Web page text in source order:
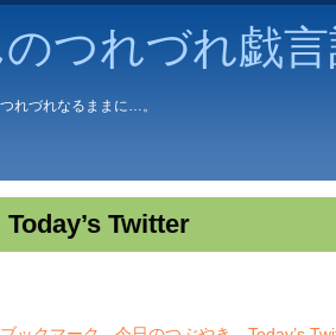
つれづれ戯
れづれなるままに…。
Twitter